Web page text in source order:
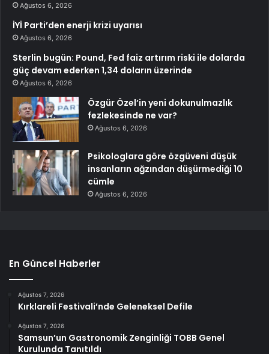
Ağustos 6, 2026
İYİ Parti’den enerji krizi uyarısı
Ağustos 6, 2026
Sterlin bugün: Pound, Fed faiz artırım riski ile dolarda
güç devam ederken 1,34 doların üzerinde
Ağustos 6, 2026
Özgür Özel’in yeni dokunulmazlık
fezlekesinde ne var?
Ağustos 6, 2026
Psikologlara göre özgüveni düşük
insanların ağzından düşürmediği 10
cümle
Ağustos 6, 2026
En Güncel Haberler
Ağustos 7, 2026
Kırklareli Festivali’nde Geleneksel Defile
Ağustos 7, 2026
Samsun’un Gastronomik Zenginliği TOBB Genel
Kurulunda Tanıtıldı